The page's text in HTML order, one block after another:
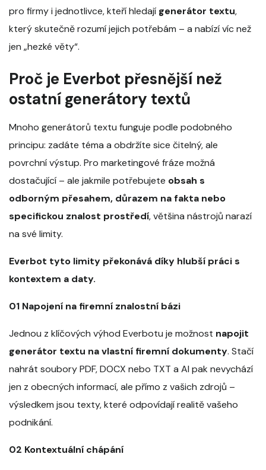
pro firmy i jednotlivce, kteří hledají generátor textu,
který skutečně rozumí jejich potřebám – a nabízí víc než
jen „hezké věty“.
Proč je Everbot přesnější než
ostatní generátory textů
Mnoho generátorů textu funguje podle podobného
principu: zadáte téma a obdržíte sice čitelný, ale
povrchní výstup. Pro marketingové fráze možná
dostačující – ale jakmile potřebujete obsah s
odborným přesahem, důrazem na fakta nebo
specifickou znalost prostředí, většina nástrojů narazí
na své limity.
Everbot tyto limity překonává díky hlubší práci s
kontextem a daty.
01 Napojení na firemní znalostní bázi
Jednou z klíčových výhod Everbotu je možnost napojit
generátor textu na vlastní firemní dokumenty. Stačí
nahrát soubory PDF, DOCX nebo TXT a AI pak nevychází
jen z obecných informací, ale přímo z vašich zdrojů –
výsledkem jsou texty, které odpovídají realitě vašeho
podnikání.
02 Kontextuální chápání